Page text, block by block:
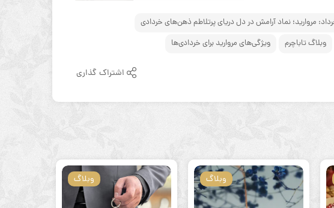
مروارید؛ نماد آرامش در دل دریای پرتلاطم ذهن‌های خردادی
وبلاگ تاباچرم ویژگی‌های مروارید برای خردادی‌ها
اشتراک گذاری
وبلاگ وبلاگ